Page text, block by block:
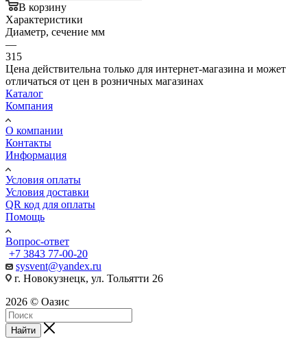
В корзину
Характеристики
Диаметр, сечение мм
—
315
Цена действительна только для интернет-магазина и может
отличаться от цен в розничных магазинах
Каталог
Компания
О компании
Контакты
Информация
Условия оплаты
Условия доставки
QR код для оплаты
Помощь
Вопрос-ответ
+7 3843 77-00-20
sysvent@yandex.ru
г. Новокузнецк, ул. Тольятти 26
2026 © Оазис
Найти